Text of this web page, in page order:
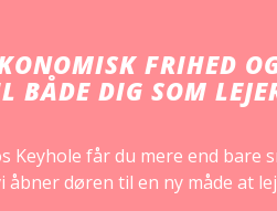
FRIHED
BÅDE DIG SOM
Keyhole får du mere end bare
åbner døren til en ny måde at